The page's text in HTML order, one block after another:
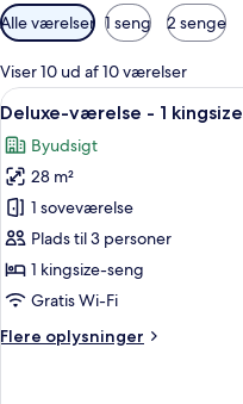
Tilgængelige
filtre
for
værelser
Alle værelser 1 seng 2 senge
Viser 10 ud af 10 værelser
Indlæs
alle
billeder
af
Deluxe-
værelse
-
1
seng
6
Deluxe-værelse - 1
Byudsigt
28 m²
1 soveværelse
Plads til 3 personer
1 kingsize-seng
Gratis Wi-Fi
Flere oplysninger
Flere